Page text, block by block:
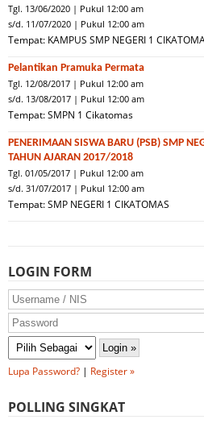
Tgl. 13/06/2020 | Pukul 12:00 am
s/d. 11/07/2020 | Pukul 12:00 am
Tempat: KAMPUS SMP NEGERI 1
Pelantikan Pramuka Permata
Tgl. 12/08/2017 | Pukul 12:00 am
s/d. 13/08/2017 | Pukul 12:00 am
Tempat: SMPN 1 Cikatomas
PENERIMAAN SISWA BARU (PSB) SMP
TAHUN AJARAN 2017/2018
Tgl. 01/05/2017 | Pukul 12:00 am
s/d. 31/07/2017 | Pukul 12:00 am
Tempat: SMP NEGERI 1 CIKATOMAS
LOGIN FORM
Lupa Password? | Register »
POLLING SINGKAT